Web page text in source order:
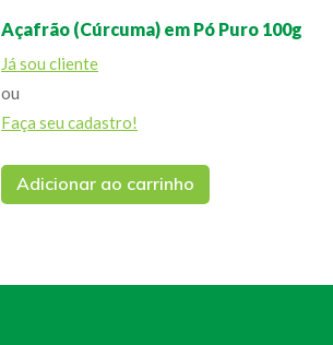
Açafrão (Cúrcuma) em Pó Puro 100g
Já sou cliente
ou
Faça seu cadastro!
Adicionar ao carrinho